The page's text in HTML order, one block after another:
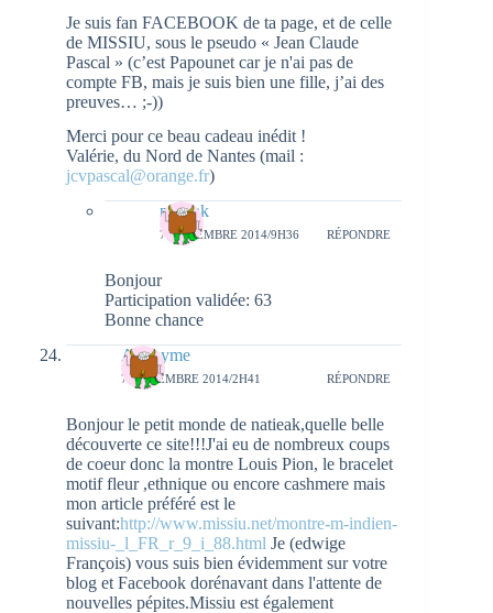
Je suis fan FACEBOOK de ta page, et de celle
de MISSIU, sous le pseudo « Jean Claude
Pascal » (c’est Papounet car je n'ai pas de
compte FB, mais je suis bien une fille, j’ai des
preuves… ;-))
Merci pour ce beau cadeau inédit !
Valérie, du Nord de Nantes (mail :
jcvpascal@orange.fr)
natieak
7 NOVEMBRE 2014/9H36 RÉPONDRE
Bonjour
Participation validée: 63
Bonne chance
Anonyme
7 NOVEMBRE 2014/2H41 RÉPONDRE
Bonjour le petit monde de natieak,quelle belle
découverte ce site!!!J'ai eu de nombreux coups
de coeur donc la montre Louis Pion, le bracelet
motif fleur ,ethnique ou encore cashmere mais
mon article préféré est le
suivant:http://www.missiu.net/montre-m-indien-
missiu-_l_FR_r_9_i_88.html Je (edwige
François) vous suis bien évidemment sur votre
blog et Facebook dorénavant dans l'attente de
nouvelles pépites.Missiu est également